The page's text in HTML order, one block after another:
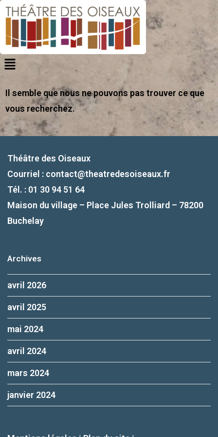
Il semble que nous ne pouvons pas trouver ce que
vous recherchez.
Théâtre des Oiseaux
Courriel : contact@theatredesoiseaux.fr
Tél. : 01 30 94 51 64
Maison du village – Place Jules Trolliard – 78200
Buchelay
Archives
avril 2026
avril 2025
mai 2024
avril 2024
mars 2024
janvier 2024